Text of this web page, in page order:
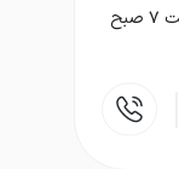
در تمامی سفر‌های شما، همه روزه از ساعت ۷ صبح